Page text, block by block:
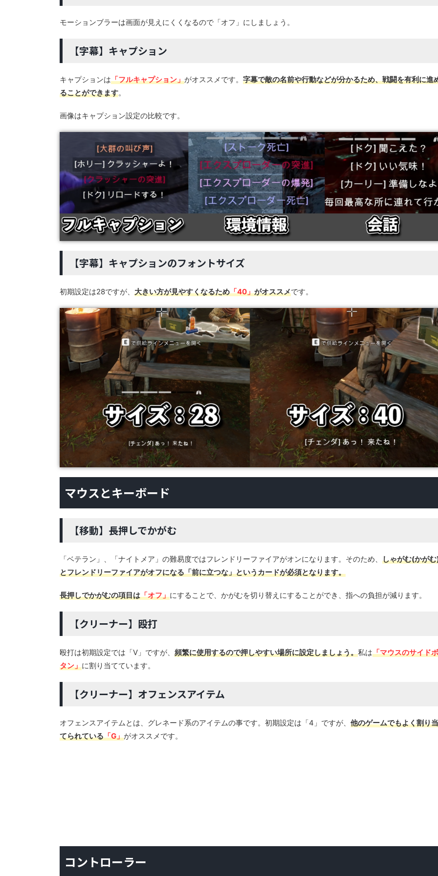
モーションブラーは画面が見えにくくなるので「オフ」にしましょう。
【字幕】キャプション
キャプションは「フルキャプション」がオススメです。 字幕で敵の名前や行動などが分かるため、戦闘を有利に進
ることができます。
画像はキャプション設定の比較です。
【字幕】キャプションのフォントサイズ
初期設定は28ですが、 大きい方が見やすくなるため「40」がオススメです。
マウスとキーボード
【移動】長押しでかがむ
「ベテラン」、「ナイトメア」の難易度ではフレンドリーファイアがオンになります。そのため、 しゃがむ(かが
とフレンドリーファイアがオフになる「前に立つな」というカードが必須となります。
長押しでかがむの項目は「オフ」にすることで、かがむを切り替えにすることができ、指への負担が減ります。
【クリーナー】殴打
殴打は初期設定では「V」ですが、 頻繁に使用するので押しやすい場所に設定しましょう。私は「マウスのサイドボ
タン」に割り当てています。
【クリーナー】オフェンスアイテム
オフェンスアイテムとは、グレネード系のアイテムの事です。初期設定は「4」ですが、 他のゲームでもよく割り当
てられている「G」がオススメです。
コントローラー